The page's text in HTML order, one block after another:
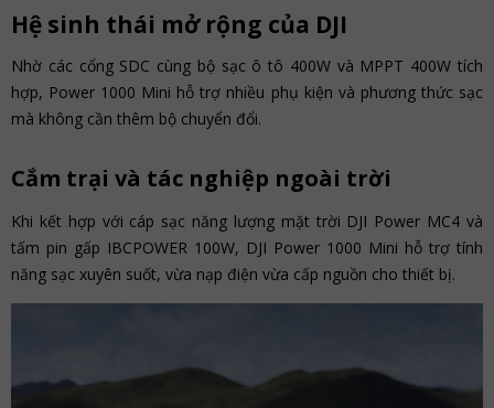
Hệ sinh thái mở rộng của DJI
Nhờ các cổng SDC cùng bộ sạc ô tô 400W và MPPT 400W tích
hợp, Power 1000 Mini hỗ trợ nhiều phụ kiện và phương thức sạc
mà không cần thêm bộ chuyển đổi.
Cắm trại và tác nghiệp ngoài trời
Khi kết hợp với cáp sạc năng lượng mặt trời DJI Power MC4 và
tấm pin gấp IBCPOWER 100W, DJI Power 1000 Mini hỗ trợ tính
năng sạc xuyên suốt, vừa nạp điện vừa cấp nguồn cho thiết bị.